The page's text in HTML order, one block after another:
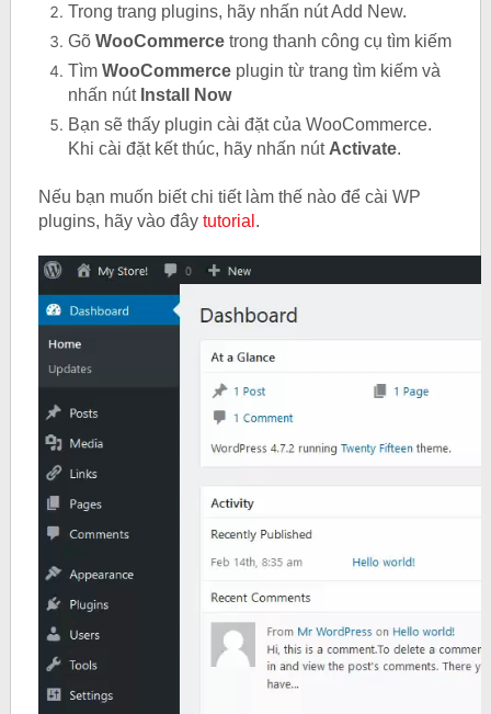
Trong trang plugins, hãy nhấn nút Add New.
Gõ WooCommercetrong thanh công cụ tìm kiếm
Tìm WooCommerceplugin từ trang tìm kiếm và
nhấn nút Install Now
Bạn sẽ thấy plugin cài đặt của WooCommerce.
Khi cài đặt kết thúc, hãy nhấn nút Activate.
Nếu bạn muốn biết chi tiết làm thế nào để cài WP
plugins, hãy vào đây tutorial .